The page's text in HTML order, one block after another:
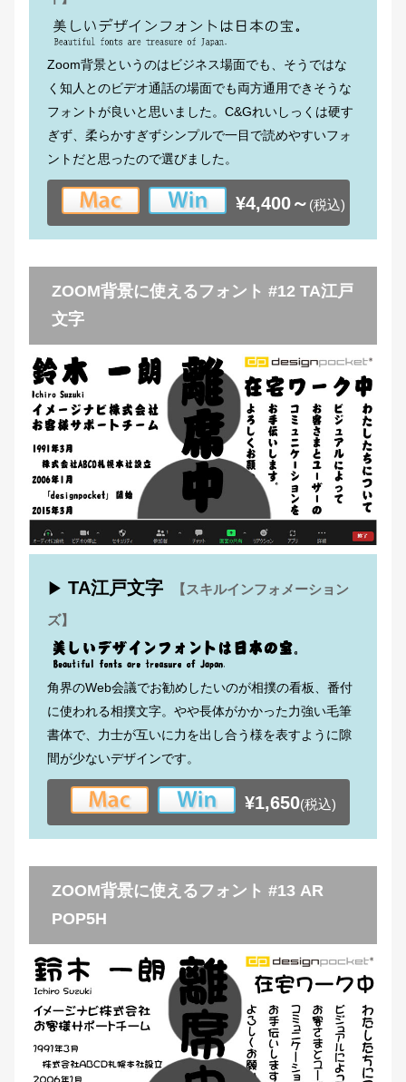
Zoom背景というのはビジネス場面でも、そうではな
く知人とのビデオ通話の場面でも両方通用できそうな
フォントが良いと思いました。C&Gれいしっくは硬す
ぎず、柔らかすぎずシンプルで一目で読めやすいフォ
ントだと思ったので選びました。
¥4,400～ (税込)
ZOOM背景に使えるフォント #12 TA江戸
文字
▶ TA江戸文字
【スキルインフォメーション
ズ】
角界のWeb会議でお勧めしたいのが相撲の看板、番付
に使われる相撲文字。やや長体がかかった力強い毛筆
書体で、力士が互いに力を出し合う様を表すように隙
間が少ないデザインです。
¥1,650(税込)
ZOOM背景に使えるフォント #13 AR
POP5H